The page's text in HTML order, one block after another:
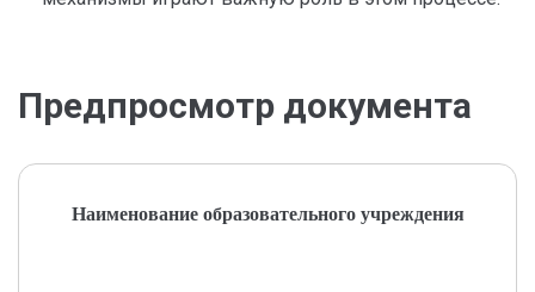
Предпросмотр документа
Наименование образовательного учреждения